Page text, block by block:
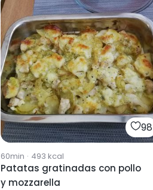
98
60min · 493 kcal
Patatas gratinadas con pollo
y mozzarella